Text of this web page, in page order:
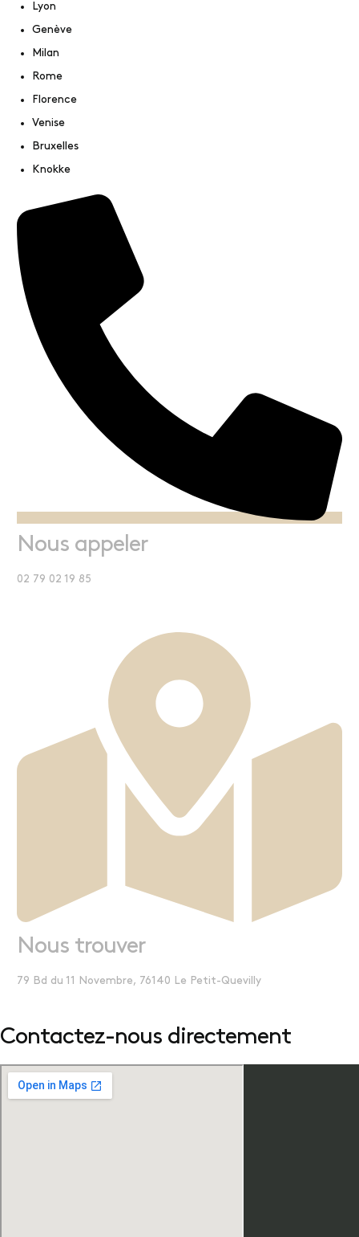
Lyon
Genève
Milan
Rome
Florence
Venise
Bruxelles
Knokke
Nous appeler
02 79 02 19 85
Nous trouver
79 Bd du 11 Novembre, 76140 Le Petit-Quevilly
Contactez-nous directement